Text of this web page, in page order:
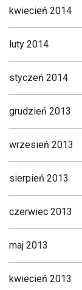
kwiecień 2014
luty 2014
styczeń 2014
grudzień 2013
wrzesień 2013
sierpień 2013
czerwiec 2013
maj 2013
kwiecień 2013